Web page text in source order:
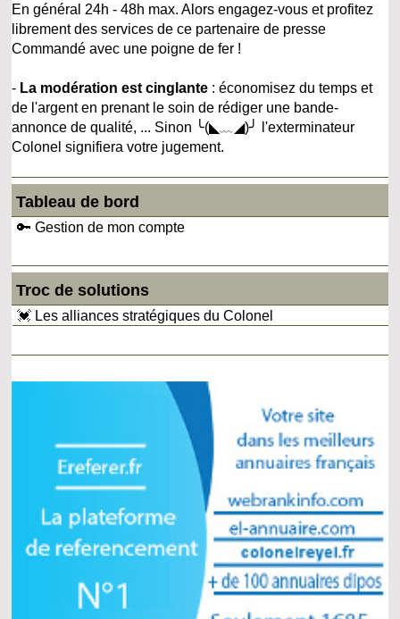
En général 24h - 48h max. Alors engagez-vous et profitez
librement des services de ce partenaire de presse
Commandé avec une poigne de fer !
- La modération est cinglante : économisez du temps et
de l'argent en prenant le soin de rédiger une bande-
annonce de qualité, ... Sinon ╰(◣﹏◢)╯ l'exterminateur
Colonel signifiera votre jugement.
Tableau de bord
🔑 Gestion de mon compte
Troc de solutions
💓 Les alliances stratégiques du Colonel